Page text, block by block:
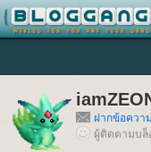
ฝากข้อควา
ผู้ติดตามบล็